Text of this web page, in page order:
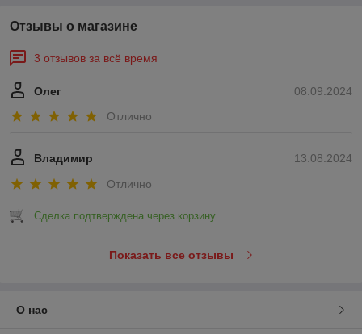
Отзывы о магазине
3 отзывов за всё время
08.09.2024
Олег
Отлично
13.08.2024
Владимир
Отлично
Сделка подтверждена через корзину
Показать все отзывы
О нас